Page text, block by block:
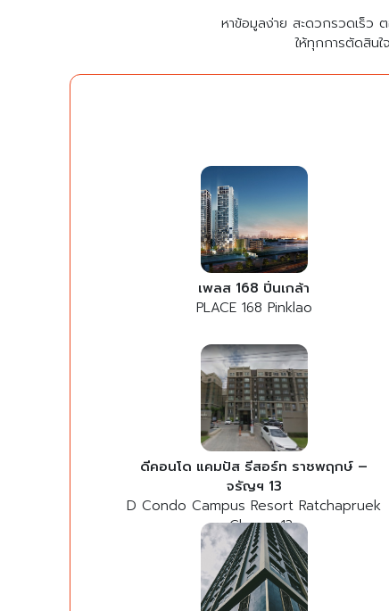
หาข้อมูลง่าย สะดวกรวดเร็ว
ให้ทุกการตัดสิน
เพลส 168 ปิ่นเกล้า
PLACE 168 Pinklao
ดีคอนโด แคมปัส รีสอร์ท ราชพฤกษ์ –
จรัญฯ 13
D Condo Campus Resort Ratchapruek
– Charan 13